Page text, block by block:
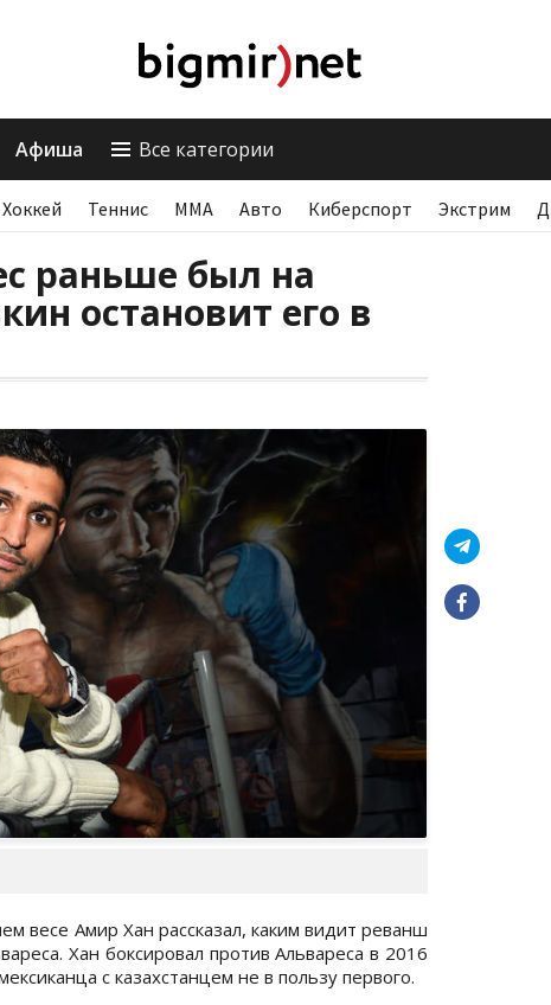
Афиша Все категории
Хоккей Теннис ММА Авто Киберспорт Экстрим
раньше был на
остановит его в
весе Амир Хан рассказал, каким видит реванш
Хан боксировал против Альвареса в 2016
с казахстанцем не в пользу первого.